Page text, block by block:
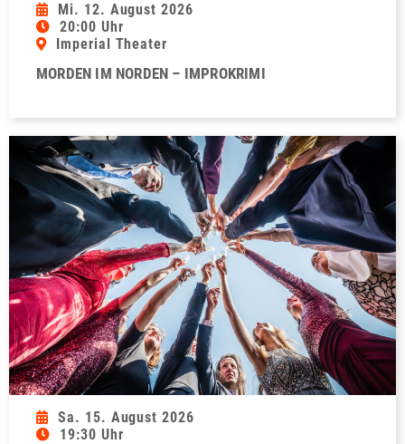
Mi. 12. August 2026
20:00 Uhr
Imperial Theater
MORDEN IM NORDEN – IMPROKRIMI
Sa. 15. August 2026
19:30 Uhr